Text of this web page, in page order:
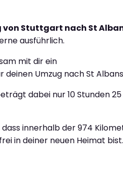
von Stuttgart nach St
ausführlich.
mit dir ein
deinen Umzug nach St
dabei nur 10 Stunden 25
dass innerhalb der 974
in deiner neuen Heimat bist.